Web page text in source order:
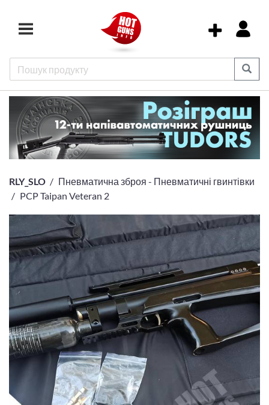
RLY_SLO
Пневматична зброя - Пневматичні гвинтівки
PCP Taipan Veteran 2